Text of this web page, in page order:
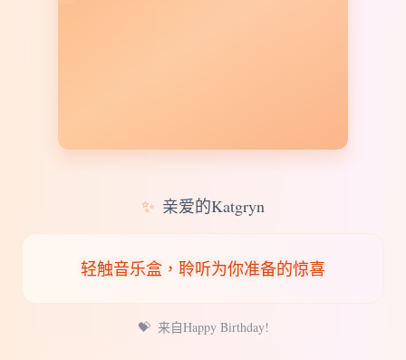
✨ 亲爱的Katgryn
轻触音乐盒，聆听为你准备的惊喜
💝 来自Happy Birthday!